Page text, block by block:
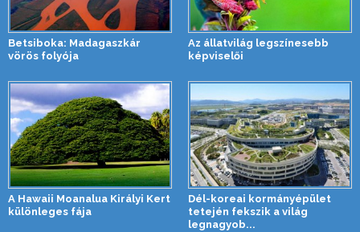
Betsiboka: Madagaszkár
vörös folyója
Az állatvilág legszínesebb
képviselői
A Hawaii Moanalua Királyi Kert
különleges fája
Dél-koreai kormányépület
tetején fekszik a világ
legnagyob...